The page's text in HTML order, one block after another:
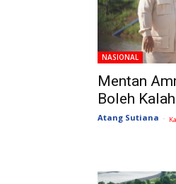
NASIONAL
Mentan
Boleh
Atang Sutiana -